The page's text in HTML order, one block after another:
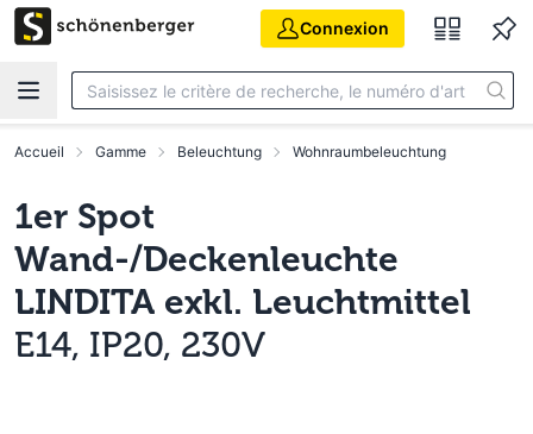
Aller au contenu principal
Connexion
Accueil Gamme Beleuchtung Wohnraumbeleuchtung
1er Spot
Wand-/Deckenleuchte
LINDITA exkl. Leuchtmittel
E14, IP20, 230V